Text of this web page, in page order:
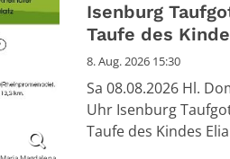
Datum: 8. August
Isenburg
Taufe des
8. Aug. 2026 15:30
Sa 08.08.2026 Hl.
Uhr Isenburg
Taufe des Kindes